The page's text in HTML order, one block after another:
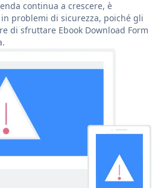
continua a crescere, è
problemi di sicurezza, poiché gli
di sfruttare Ebook Download Form